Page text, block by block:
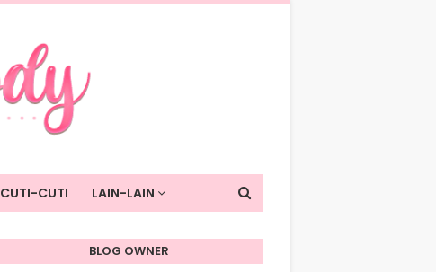
CUTI-CUTI LAIN-LAIN
BLOG OWNER